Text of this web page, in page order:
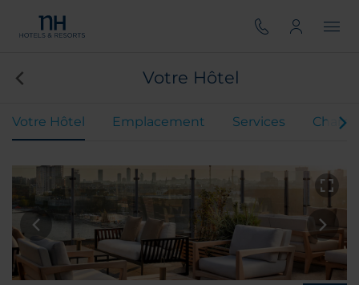
Votre Hôtel
Votre Hôtel Emplacement Services